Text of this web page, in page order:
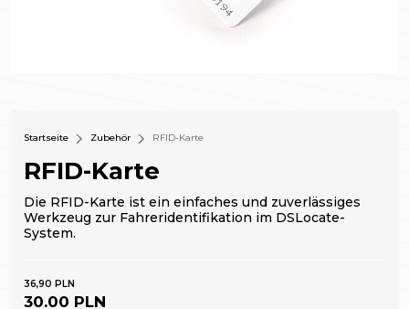
Startseite Zubehör RFID-Karte
RFID-Karte
Die RFID-Karte ist ein einfaches und zuverlässiges
Werkzeug zur Fahreridentifikation im DSLocate-
System.
36,90 PLN
30.00 PLN